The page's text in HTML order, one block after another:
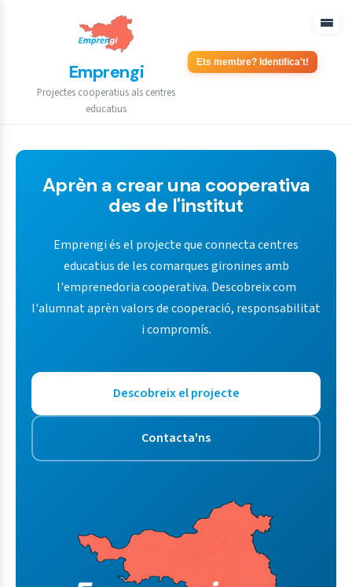
Emprengi
Projectes cooperatius als centres
educatius
Ets membre? Identifica't!
Aprèn a crear una cooperativa
des de l'institut
Emprengi és el projecte que connecta centres
educatius de les comarques gironines amb
l'emprenedoria cooperativa. Descobreix com
l'alumnat aprèn valors de cooperació, responsabilitat
i compromís.
Descobreix el projecte
Contacta'ns